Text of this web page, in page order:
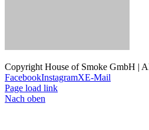
Copyright House of Smoke GmbH |
FacebookInstagramXE-Mail
Page load link
Nach oben